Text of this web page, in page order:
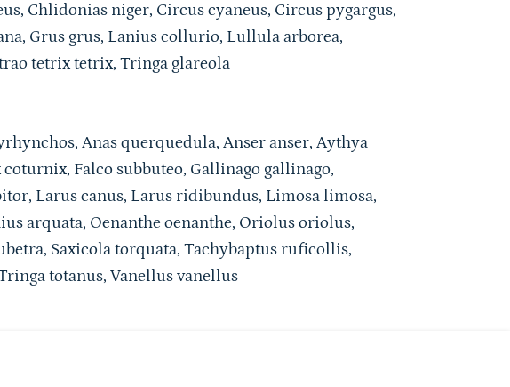
Chlidonias niger, Circus cyaneus, Circus pygargus,
Grus grus, Lanius collurio, Lullula arborea,
tetrix tetrix, Tringa glareola
Anas querquedula, Anser anser, Aythya
Falco subbuteo, Gallinago gallinago,
Larus canus, Larus ridibundus, Limosa limosa,
arquata, Oenanthe oenanthe, Oriolus oriolus,
Saxicola torquata, Tachybaptus ruficollis,
totanus, Vanellus vanellus